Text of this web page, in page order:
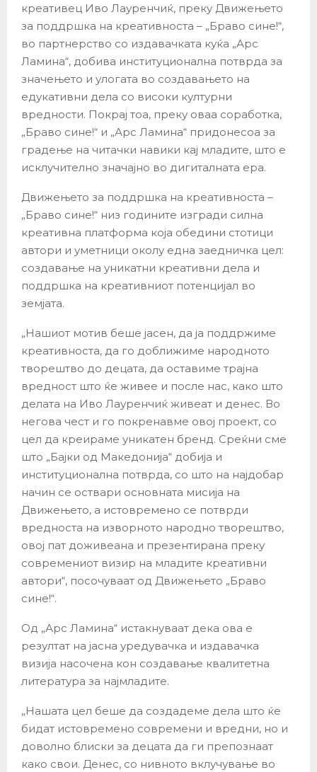
креативец Иво Лауренчиќ, преку Движењето
за поддршка на креативноста – „Браво сине!“,
во партнерство со издавачката куќа „Арс
Ламина“, добива институционална потврда за
значењето и улогата во создавањето на
едукативни дела со високи културни
вредности. Покрај тоа, преку оваа соработка,
„Браво сине!“ и „Арс Ламина“ придонесоа за
градење на читачки навики кај младите, што е
исклучително значајно во дигиталната ера.
Движењето за поддршка на креативноста –
„Браво сине!“ низ годините изгради силна
креативна платформа која обедини стотици
автори и уметници околу една заедничка цел:
создавање на уникатни креативни дела и
поддршка на креативниот потенцијал во
земјата.
„Нашиот мотив беше јасен, да ја поддржиме
креативноста, да го доближиме народното
творештво до децата, да оставиме трајна
вредност што ќе живее и после нас, како што
делата на Иво Лауренчиќ живеат и денес. Во
негова чест и го покренавме овој проект, со
цел да креираме уникатен бренд. Среќни сме
што „Бајки од Македонија“ добија и
институционална потврда, со што на најдобар
начин се оствари основната мисија на
Движењето, а истовремено се потврди
вредноста на изворното народно творештво,
овој пат доживеана и презентирана преку
современиот визир на младите креативни
автори“, посочуваат од Движењето „Браво
сине!“.
Од „Арс Ламина“ истакнуваат дека ова е
резултат на јасна уредувачка и издавачка
визија насочена кон создавање квалитетна
литература за најмладите.
„Нашата цел беше да создадеме дела што ќе
бидат истовремено современи и вредни, но и
доволно блиски за децата да ги препознаат
како свои. Денес, со нивното вклучување во